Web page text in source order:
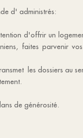
d' administrés:
d'offrir un
faites parvenir
les dossiers au
de générosité.